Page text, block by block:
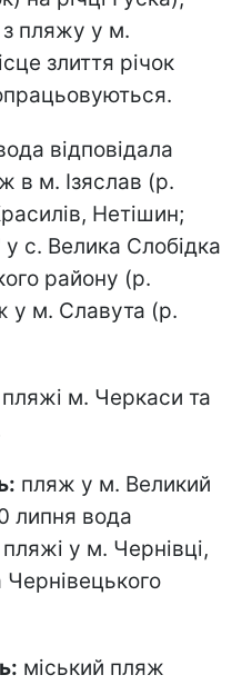
з пляжу у м.
злиття річок
відповідала
в м. Ізяслав (р.
Нетішин;
с. Велика Слобідка
району (р.
у м. Славута (р.
пляжі м. Черкаси та
пляж у м. Великий
липня вода
у м. Чернівці,
міський пляж